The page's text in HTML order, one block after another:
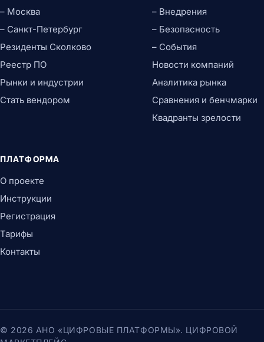
– Москва
– Санкт-Петербург
Резиденты Сколково
Реестр ПО
Рынки и индустрии
Стать вендором
– Внедрения
– Безопасность
– События
Новости компаний
Аналитика рынка
Сравнения и бенчмарки
Квадранты зрелости
ПЛАТФОРМА
О проекте
Инструкции
Регистрация
Тарифы
Контакты
© 2026 АНО «ЦИФРОВЫЕ ПЛАТФОРМЫ». ЦИФРОВОЙ